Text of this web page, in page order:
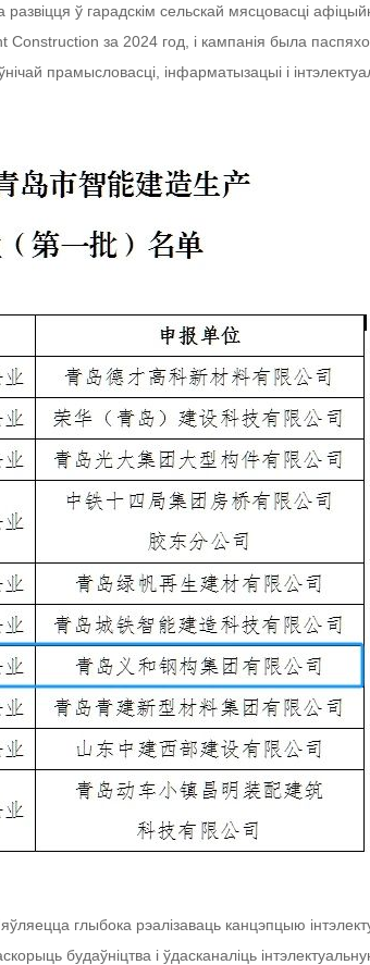
ў гарадскім сельскай мясцовасці
за 2024 год, і кампанія была
прамысловасці, інфарматызацыі і
глыбока рэалізаваць канцэпцыю
будаўніцтва і ўдасканаліць